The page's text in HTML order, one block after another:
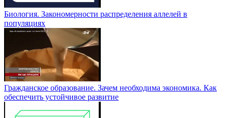
Биология. Закономерности распределения аллелей в
популяциях
Гражданское образование. Зачем необходима экономика. Как
обеспечить устойчивое развитие